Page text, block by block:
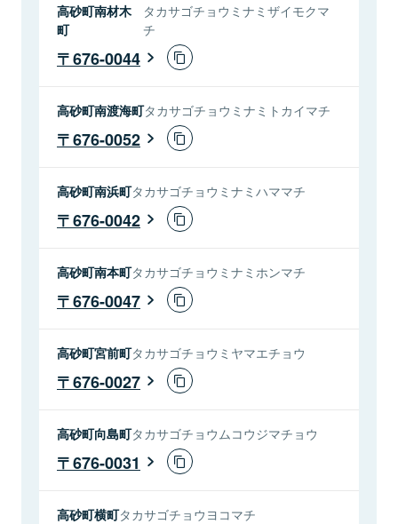
高砂町南材木
町
タカサゴチョウミナミザイモクマ
チ
676-0044
高砂町南渡海町タカサゴチョウミナミトカイマチ
676-0052
高砂町南浜町タカサゴチョウミナミハママチ
676-0042
高砂町南本町タカサゴチョウミナミホンマチ
676-0047
高砂町宮前町タカサゴチョウミヤマエチョウ
676-0027
高砂町向島町タカサゴチョウムコウジマチョウ
676-0031
高砂町横町タカサゴチョウヨコマチ